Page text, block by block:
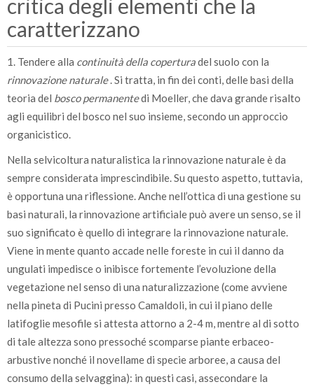
critica degli elementi che la
caratterizzano
1. Tendere alla continuità della coperturadel suolo con la
rinnovazione naturale. Si tratta, in fin dei conti, delle basi della
teoria del bosco permanentedi Moeller, che dava grande risalto
agli equilibri del bosco nel suo insieme, secondo un approccio
organicistico.
Nella selvicoltura naturalistica la rinnovazione naturale è da
sempre considerata imprescindibile. Su questo aspetto, tuttavia,
è opportuna una riflessione. Anche nell’ottica di una gestione su
basi naturali, la rinnovazione artificiale può avere un senso, se il
suo significato è quello di integrare la rinnovazione naturale.
Viene in mente quanto accade nelle foreste in cui il danno da
ungulati impedisce o inibisce fortemente l’evoluzione della
vegetazione nel senso di una naturalizzazione (come avviene
nella pineta di Pucini presso Camaldoli, in cui il piano delle
latifoglie mesofile si attesta attorno a 2-4 m, mentre al di sotto
di tale altezza sono pressoché scomparse piante erbaceo-
arbustive nonché il novellame di specie arboree, a causa del
consumo della selvaggina): in questi casi, assecondare la